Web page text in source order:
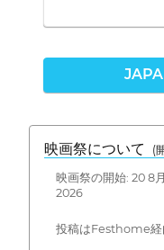
映画祭について (
映画祭の開始: 20 8
2026
投稿はFesthome経